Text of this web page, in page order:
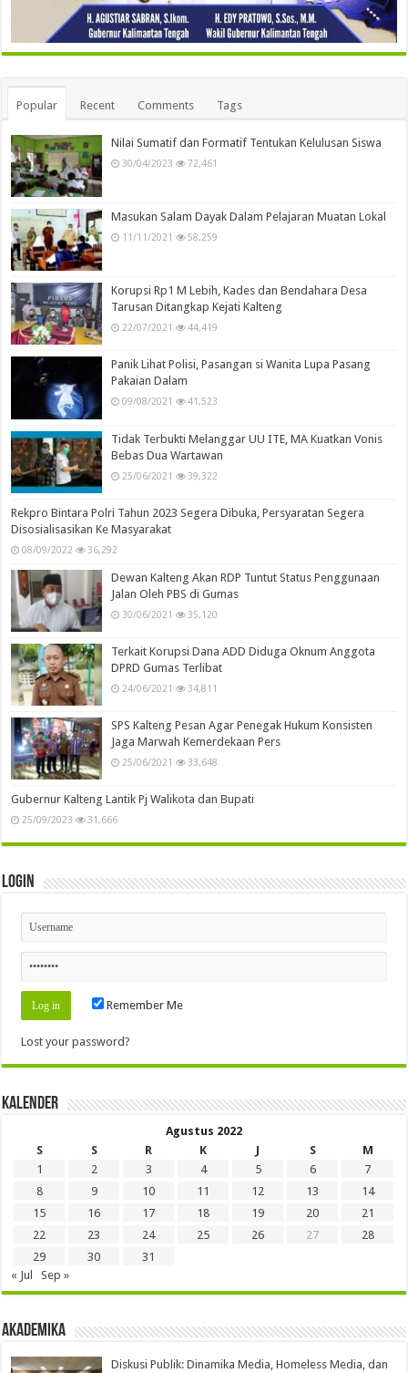
Popular Recent Comments Tags
Nilai Sumatif dan Formatif Tentukan Kelulusan Siswa
30/04/2023 72,461
Masukan Salam Dayak Dalam Pelajaran Muatan Lokal
11/11/2021 58,259
Korupsi Rp1 M Lebih, Kades dan Bendahara Desa
Tarusan Ditangkap Kejati Kalteng
22/07/2021 44,419
Panik Lihat Polisi, Pasangan si Wanita Lupa Pasang
Pakaian Dalam
09/08/2021 41,523
Tidak Terbukti Melanggar UU ITE, MA Kuatkan Vonis
Bebas Dua Wartawan
25/06/2021 39,322
Rekpro Bintara Polri Tahun 2023 Segera Dibuka, Persyaratan Segera
Disosialisasikan Ke Masyarakat
08/09/2022 36,292
Dewan Kalteng Akan RDP Tuntut Status Penggunaan
Jalan Oleh PBS di Gumas
30/06/2021 35,120
Terkait Korupsi Dana ADD Diduga Oknum Anggota
DPRD Gumas Terlibat
24/06/2021 34,811
SPS Kalteng Pesan Agar Penegak Hukum Konsisten
Jaga Marwah Kemerdekaan Pers
25/06/2021 33,648
Gubernur Kalteng Lantik Pj Walikota dan Bupati
25/09/2023 31,666
Login
Remember Me
Lost your password?
Kalender
Agustus 2022
S
S R K J S
M
1
2 3 4 5 6
7
8
9 10 11 12 13
14
15
16 17 18 19 20
21
22
23 24 25 26 27
28
29
30
31
« Jul
Sep »
Akademika
Diskusi Publik: Dinamika Media, Homeless Media, dan